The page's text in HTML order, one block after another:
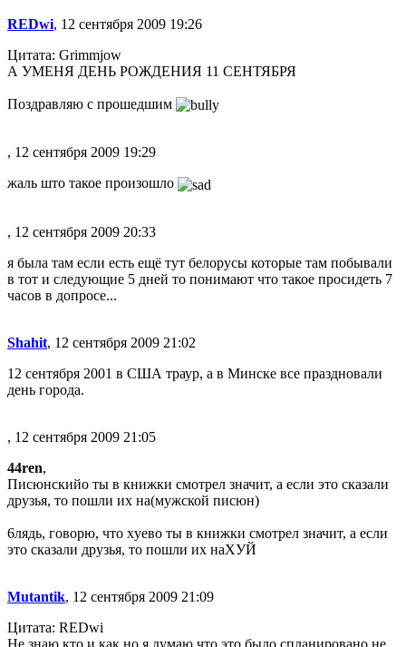
REDwi, 12 сентября 2009 19:26
Цитата: Grimmjow
А УМЕНЯ ДЕНЬ РОЖДЕНИЯ 11 СЕНТЯБРЯ
Поздравляю с прошедшим
, 12 сентября 2009 19:29
жаль што такое произошло
, 12 сентября 2009 20:33
я была там если есть ещё тут белорусы которые там побывали
в тот и следующие 5 дней то понимают что такое просидеть 7
часов в допросе...
Shahit, 12 сентября 2009 21:02
12 сентября 2001 в США траур, а в Минске все праздновали
день города.
, 12 сентября 2009 21:05
44ren,
Писюнскийо ты в книжки смотрел значит, а если это сказали
друзья, то пошли их на(мужской писюн)
6лядь, говорю, что xуeвo ты в книжки смотрел значит, а если
это сказали друзья, то пошли их наXУЙ
Mutantik, 12 сентября 2009 21:09
Цитата: REDwi
Не знаю кто и как,но я думаю что это было спланировано не